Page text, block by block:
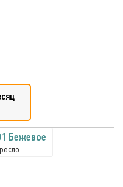
Бежевое